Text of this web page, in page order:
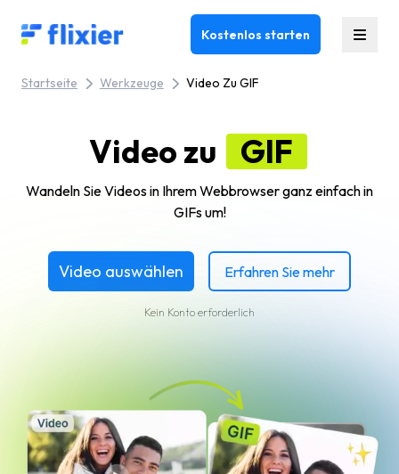
Flixier logo - Home Kostenlos starten
Startseite Werkzeuge Video Zu GIF
Video zu GIF
Wandeln Sie Videos in Ihrem Webbrowser ganz einfach in
GIFs um!
Video auswählen Erfahren Sie mehr
Kein Konto erforderlich